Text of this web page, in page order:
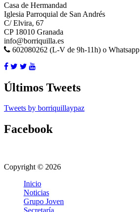
Casa de Hermandad
Iglesia Parroquial de San Andrés
C/ Elvira, 67
CP 18010 Granada
info@borriquilla.es
602080262 (L-V de 9h-11h) o Whatsapp
Últimos Tweets
Tweets by borriquillaypaz
Facebook
Copyright © 2026
Inicio
Noticias
Grupo Joven